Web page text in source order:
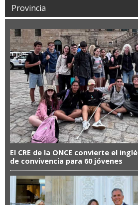
Provincia
El CRE de la ONCE convierte el
de convivencia para 60 jóvenes